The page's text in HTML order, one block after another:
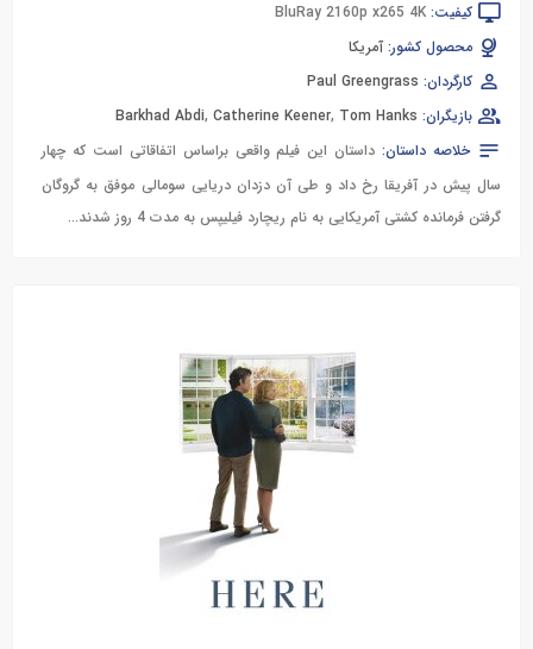
کیفیت: BluRay 2160p x265 4K
محصول کشور: آمریکا
کارگردان: Paul Greengrass
بازیگران:
Barkhad Abdi, Catherine Keener, Tom Hanks
خلاصه داستان: داستان این فیلم واقعی براساس اتفاقاتی است که چهار
سال پیش در آفریقا رخ داد و طی آن دزدان دریایی سومالی موفق به گروگان
گرفتن فرمانده کشتی آمریکایی به نام ریچارد فیلیپس به مدت 4 روز شدند...